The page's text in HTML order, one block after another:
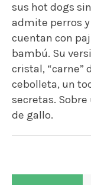
sus hot dogs
admite perros
cuentan con
bambú. Su
cristal, “carne”
cebolleta, un
secretas.
de gallo.